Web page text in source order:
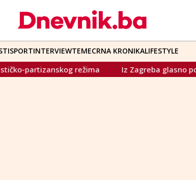
SPORTINTERVIEWTEMECRNA KRONIKALIFESTYLE
partizanskog režima Iz Zagreba glasno